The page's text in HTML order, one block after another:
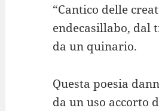
“Cantico delle
endecasillabo, dal
da un quinario.
Questa poesia
da un uso accorto